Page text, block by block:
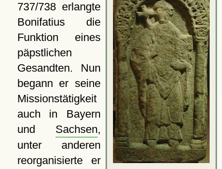
737/738 erlangte
Bonifatius die
Funktion eines
päpstlichen
Gesandten. Nun
begann er seine
Missionstätigkeit
auch in Bayern
und Sachsen,
unter anderen
reorganisierte er